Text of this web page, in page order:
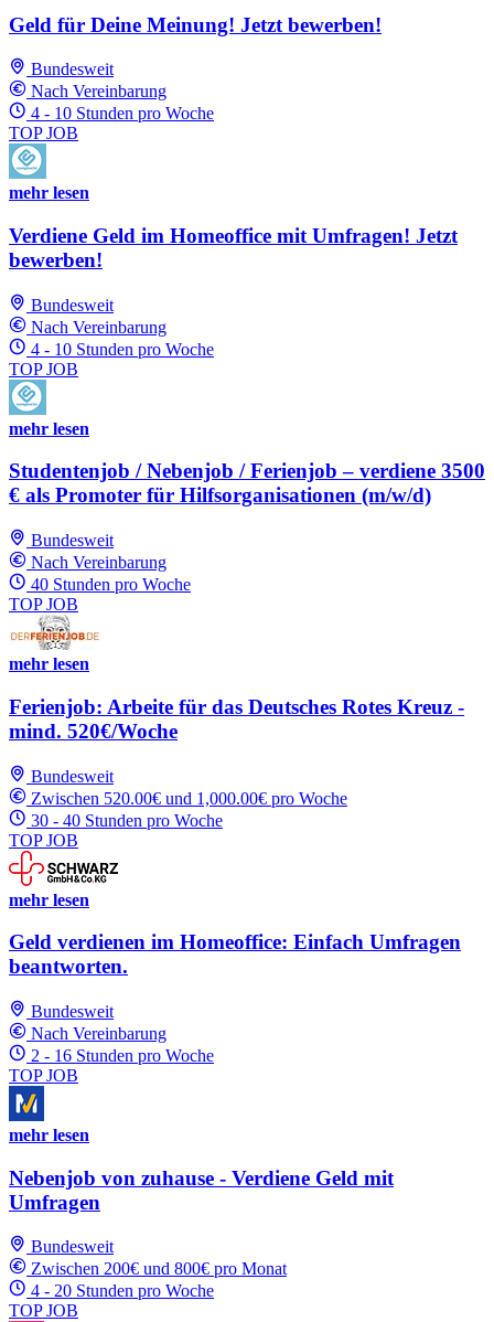
Geld für Deine Meinung! Jetzt bewerben!
Bundesweit
Nach Vereinbarung
4 - 10 Stunden pro Woche
TOP JOB
mehr lesen
Verdiene Geld im Homeoffice mit Umfragen! Jetzt
bewerben!
Bundesweit
Nach Vereinbarung
4 - 10 Stunden pro Woche
TOP JOB
mehr lesen
Studentenjob / Nebenjob / Ferienjob – verdiene 3500
€ als Promoter für Hilfsorganisationen (m/w/d)
Bundesweit
Nach Vereinbarung
40 Stunden pro Woche
TOP JOB
mehr lesen
Ferienjob: Arbeite für das Deutsches Rotes Kreuz -
mind. 520€/Woche
Bundesweit
Zwischen 520.00€ und 1,000.00€ pro Woche
30 - 40 Stunden pro Woche
TOP JOB
mehr lesen
Geld verdienen im Homeoffice: Einfach Umfragen
beantworten.
Bundesweit
Nach Vereinbarung
2 - 16 Stunden pro Woche
TOP JOB
mehr lesen
Nebenjob von zuhause - Verdiene Geld mit
Umfragen
Bundesweit
Zwischen 200€ und 800€ pro Monat
4 - 20 Stunden pro Woche
TOP JOB